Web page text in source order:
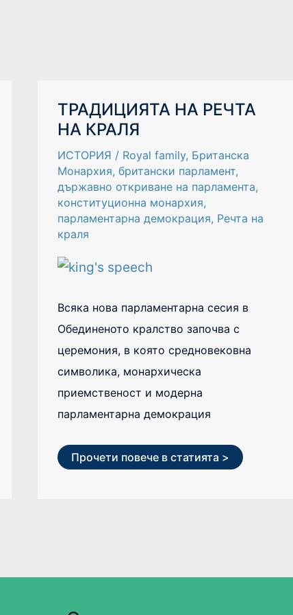
ТРАДИЦИЯТА НА РЕЧТА
НА КРАЛЯ
ИСТОРИЯ / Royal family, Британска
Монархия, британски парламент,
държавно откриване на парламента,
конституционна монархия,
парламентарна демокрация, Речта на
краля
Всяка нова парламентарна сесия в
Обединеното кралство започва с
церемония, в която средновековна
символика, монархическа
приемственост и модерна
парламентарна демокрация
ТРАДИЦИЯТА
НА
РЕЧТА
НА
КРАЛЯ
Прочети повече в статията >